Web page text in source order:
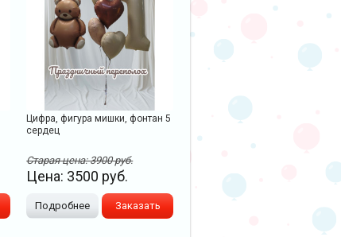
Цифра, фигура мишки, фонтан 5
сердец
Старая цена:3900руб.
Цена: 3500 руб.
Подробнее Заказать